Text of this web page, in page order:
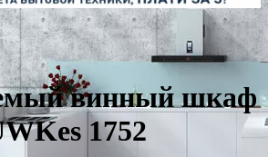
винный шкаф
1752